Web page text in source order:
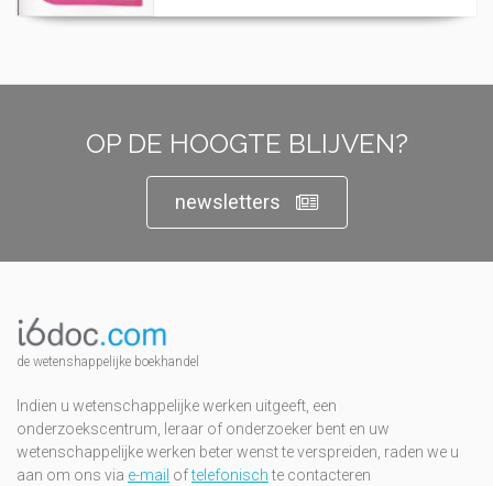
OP DE HOOGTE BLIJVEN?
newsletters
de wetenshappelijke boekhandel
Indien u wetenschappelijke werken uitgeeft, een
onderzoekscentrum, leraar of onderzoeker bent en uw
wetenschappelijke werken beter wenst te verspreiden, raden we u
aan om ons via e-mail oftelefonischte contacteren